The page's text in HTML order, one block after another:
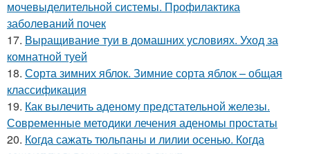
мочевыделительной системы. Профилактика
заболеваний почек
17. Выращивание туи в домашних условиях. Уход за
комнатной туей
18. Сорта зимних яблок. Зимние сорта яблок – общая
классификация
19. Как вылечить аденому предстательной железы.
Современные методики лечения аденомы простаты
20. Когда сажать тюльпаны и лилии осенью. Когда